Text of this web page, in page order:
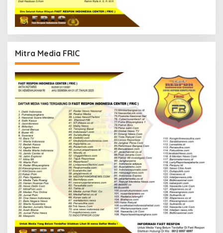
Mitra Media FRIC